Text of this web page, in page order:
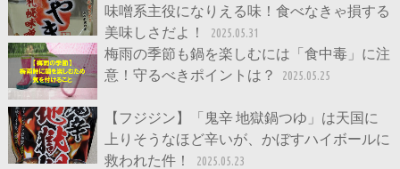
味噌系主役になりえる味！食べなきゃ損する
美味しさだよ！
2025.05.31
梅雨の季節も鍋を楽しむには「食中毒」に注
意！守るべきポイントは？
2025.05.25
【フジジン】「鬼辛 地獄鍋つゆ」は天国に
上りそうなほど辛いが、かぼすハイボールに
救われた件！
2025.05.23